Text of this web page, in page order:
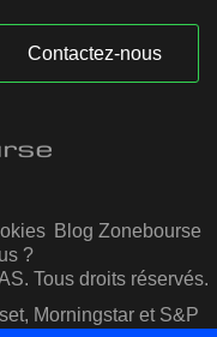
Contactez-nous
Blog Zonebourse
?
Tous droits réservés.
Morningstar et S&P